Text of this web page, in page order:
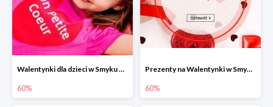
Walentynki dla dzieci w Smyku do -60%
60%
Prezenty na Walentynki w Smyku do -60%
60%